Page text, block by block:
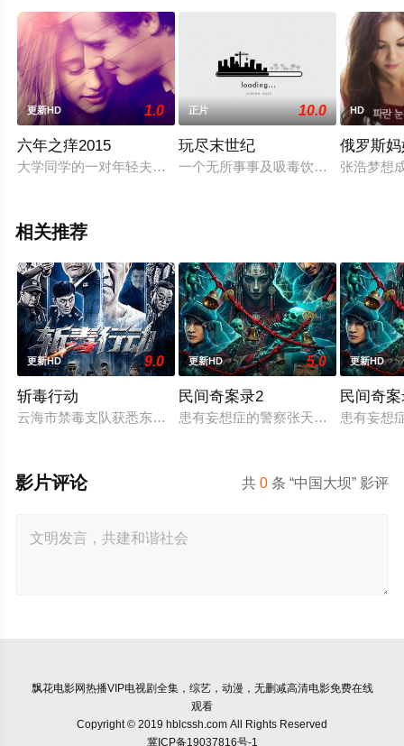
更新HD 1.0
六年之痒2015
大学同学的一对年轻夫妇，他们的生活历经坎坷，六年之痒他
正片 10.0
玩尽末世纪
一个无所事事及吸毒饮酒的十七岁少
HD
俄罗斯
张浩梦想
相关推荐
更新HD 9.0
斩毒行动
云海市禁毒支队获悉东南亚毒王廖爷将携600余公斤毒品来云交
更新HD 5.0
民间奇案录2
患有妄想症的警察张天盛遇上一起离
更新HD
民间奇
患有妄想
共0 条 “中国大坝” 影评
影片评论
飘花电影网热播VIP电视剧全集，综艺，动漫，无删减高清电影免费在线
观看
Copyright © 2019 hblcssh.com All Rights Reserved
冀ICP备19037816号-1